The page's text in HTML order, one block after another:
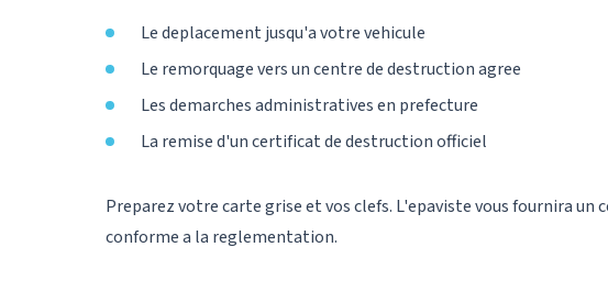
Le deplacement jusqu'a votre vehicule
Le remorquage vers un centre de destruction agree
Les demarches administratives en prefecture
La remise d'un certificat de destruction officiel
Preparez votre carte grise et vos clefs. L'epaviste vous fournira
conforme a la reglementation.